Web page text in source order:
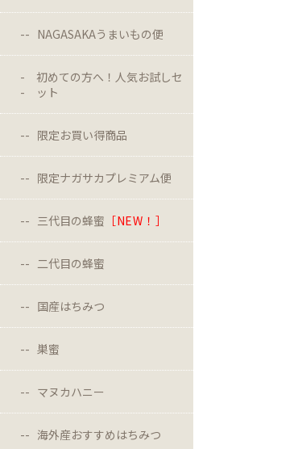
NAGASAKAうまいもの便
初めての方へ！人気お試しセ
ット
限定お買い得商品
限定ナガサカプレミアム便
三代目の蜂蜜 ［NEW！］
二代目の蜂蜜
国産はちみつ
巣蜜
マヌカハニー
海外産おすすめはちみつ